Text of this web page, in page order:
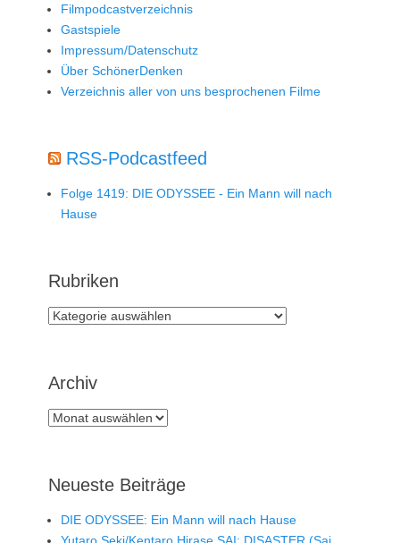
Filmpodcastverzeichnis
Gastspiele
Impressum/Datenschutz
Über SchönerDenken
Verzeichnis aller von uns besprochenen Filme
RSS-Podcastfeed
Folge 1419: DIE ODYSSEE - Ein Mann will nach
Hause
Rubriken
Rubriken
Archiv
Archiv
Neueste Beiträge
DIE ODYSSEE: Ein Mann will nach Hause